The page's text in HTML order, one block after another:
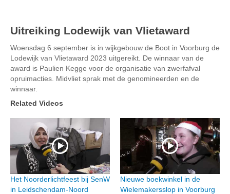
Uitreiking Lodewijk van Vlietaward
Woensdag 6 september is in wijkgebouw de Boot in Voorburg de
Lodewijk van Vlietaward 2023 uitgereikt. De winnaar van de
award is Paulien Kegge voor de organisatie van zwerfafval
opruimacties. Midvliet sprak met de genomineerden en de
winnaar.
Related Videos
Het Noorderlichtfeest bij SenW
in Leidschendam-Noord
Nieuwe boekwinkel in de
Wielemakersslop in Voorburg